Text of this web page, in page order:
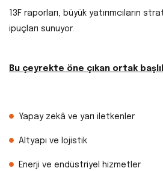
13F raporları, büyük yatırımcıların
ipuçları sunuyor.
Bu çeyrekte öne çıkan ortak
Yapay zekâ ve yarı iletkenler
Altyapı ve lojistik
Enerji ve endüstriyel hizmetler